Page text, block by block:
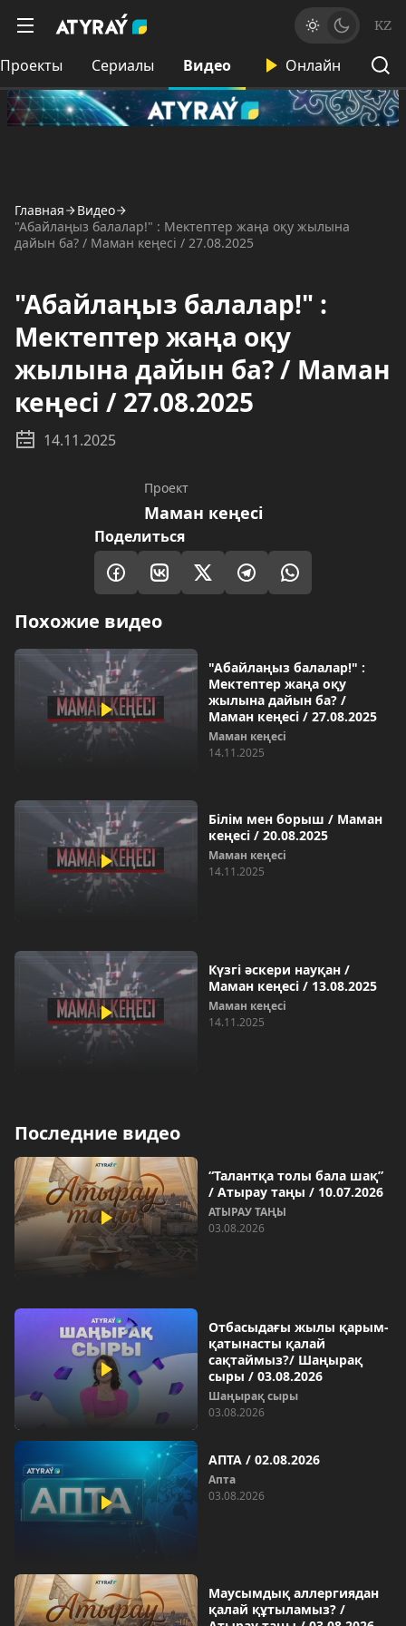
KZ
Проекты Сериалы Видео Онлайн
Главная
Видео
"Абайлаңыз балалар!" : Мектептер жаңа оқу жылына
дайын ба? / Маман кеңесі / 27.08.2025
"Абайлаңыз балалар!" :
Мектептер жаңа оқу
жылына дайын ба? / Маман
кеңесі / 27.08.2025
14.11.2025
Проект
Маман кеңесі
Поделиться
Похожие видео
"Абайлаңыз балалар!" :
Мектептер жаңа оқу
жылына дайын ба? /
Маман кеңесі / 27.08.2025
Маман кеңесі
14.11.2025
Білім мен борыш / Маман
кеңесі / 20.08.2025
Маман кеңесі
14.11.2025
Күзгі әскери науқан /
Маман кеңесі / 13.08.2025
Маман кеңесі
14.11.2025
Последние видео
“Талантқа толы бала шақ”
/ Атырау таңы / 10.07.2026
АТЫРАУ ТАҢЫ
03.08.2026
Отбасыдағы жылы қарым-
қатынасты қалай
сақтаймыз?/ Шаңырақ
сыры / 03.08.2026
Шаңырақ сыры
03.08.2026
АПТА / 02.08.2026
Aпта
03.08.2026
Маусымдық аллергиядан
қалай құтыламыз? /